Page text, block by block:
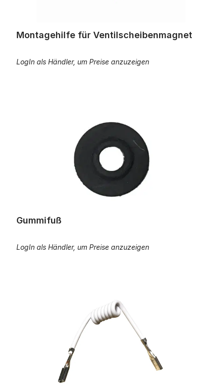
Montagehilfe für Ventilscheibenmagnet
LogIn als Händler, um Preise anzuzeigen
Gummifuß
LogIn als Händler, um Preise anzuzeigen